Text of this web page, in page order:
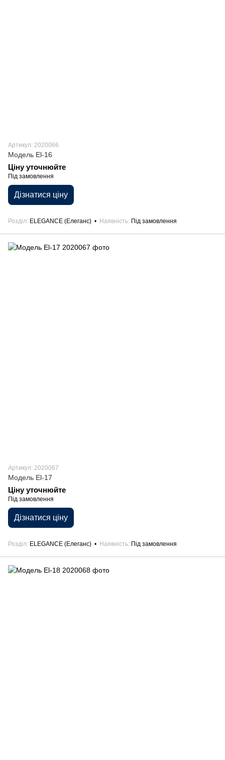
Артикул: 2020066
Модель El-16
Ціну уточнюйте
Під замовлення
Дізнатися ціну
Розділ ELEGANCE (Елеганс) Наявність Під замовлення
Артикул: 2020067
Модель El-17
Ціну уточнюйте
Під замовлення
Дізнатися ціну
Розділ ELEGANCE (Елеганс) Наявність Під замовлення